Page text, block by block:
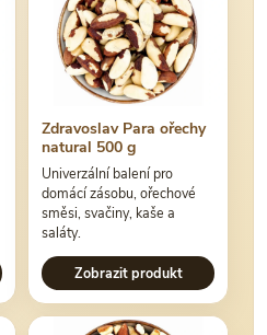
Zdravoslav Para ořechy
natural 500 g
Univerzální balení pro
domácí zásobu, ořechové
směsi, svačiny, kaše a
saláty.
Zobrazit produkt